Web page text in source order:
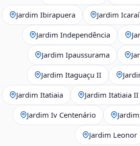
Jardim Ibirapuera Jardim Icaraí
Jardim Independência
Jardim Ipaussurama
Jardim Itaguaçu II
Jardim Itatiaia Jardim Itatiaia II
Jardim Iv Centenário
Jardim Leonor